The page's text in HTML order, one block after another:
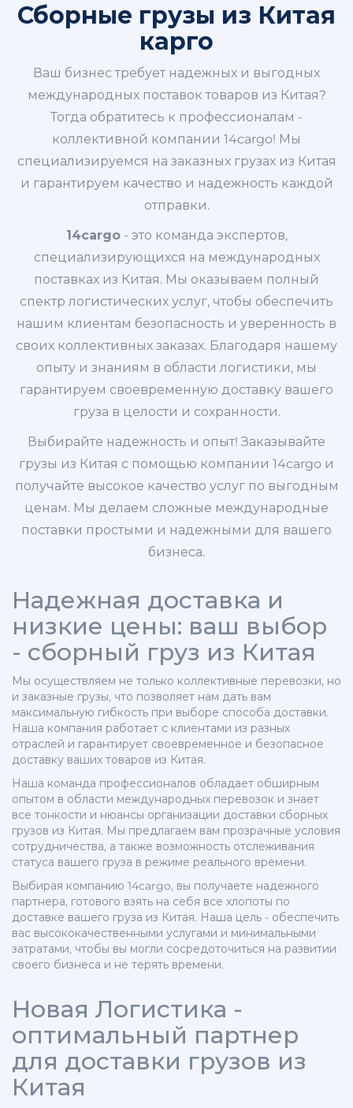
Сборные грузы из Китая
карго
Ваш бизнес требует надежных и выгодных
международных поставок товаров из Китая?
Тогда обратитесь к профессионалам -
коллективной компании 14cargo! Мы
специализируемся на заказных грузах из Китая
и гарантируем качество и надежность каждой
отправки.
14cargo- это команда экспертов,
специализирующихся на международных
поставках из Китая. Мы оказываем полный
спектр логистических услуг, чтобы обеспечить
нашим клиентам безопасность и уверенность в
своих коллективных заказах. Благодаря нашему
опыту и знаниям в области логистики, мы
гарантируем своевременную доставку вашего
груза в целости и сохранности.
Выбирайте надежность и опыт! Заказывайте
грузы из Китая с помощью компании 14cargo и
получайте высокое качество услуг по выгодным
ценам. Мы делаем сложные международные
поставки простыми и надежными для вашего
бизнеса.
Надежная доставка и
низкие цены: ваш выбор
- сборный груз из Китая
Мы осуществляем не только коллективные перевозки, но
и заказные грузы, что позволяет нам дать вам
максимальную гибкость при выборе способа доставки.
Наша компания работает с клиентами из разных
отраслей и гарантирует своевременное и безопасное
доставку ваших товаров из Китая.
Наша команда профессионалов обладает обширным
опытом в области международных перевозок и знает
все тонкости и нюансы организации доставки сборных
грузов из Китая. Мы предлагаем вам прозрачные условия
сотрудничества, а также возможность отслеживания
статуса вашего груза в режиме реального времени.
Выбирая компанию 14cargo, вы получаете надежного
партнера, готового взять на себя все хлопоты по
доставке вашего груза из Китая. Наша цель - обеспечить
вас высококачественными услугами и минимальными
затратами, чтобы вы могли сосредоточиться на развитии
своего бизнеса и не терять времени.
Новая Логистика -
оптимальный партнер
для доставки грузов из
Китая